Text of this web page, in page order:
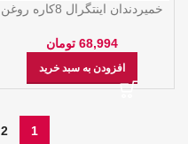
خمیردندان اینتگرال 8کاره روغن
68,994 تومان
افزودن به سبد خرید
1
2